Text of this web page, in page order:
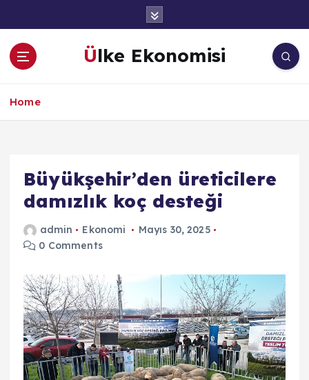
a
Ülke Ekonomisi
Home
Büyükşehir’den üreticilere
damızlık koç desteği
admin Ekonomi
Mayıs 30, 2025
0 Comments